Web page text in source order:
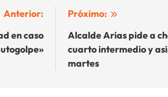
Anterior:
en caso
Próximo:
Alcalde Arias pide a
cuarto intermedio y
martes